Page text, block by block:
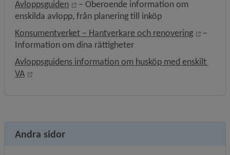
Avloppsguiden
Länk till annan webbplats, öppnas i nytt
– Oberoende information om
enskilda avlopp, från planering till inköp
Konsumentverket – Hantverkare och renovering
Länk
–
Information om dina rättigheter
Avloppsguidens information om husköp med enskilt
VA
Länk till annan webbplats, öppnas i nytt fönster.
Andra sidor